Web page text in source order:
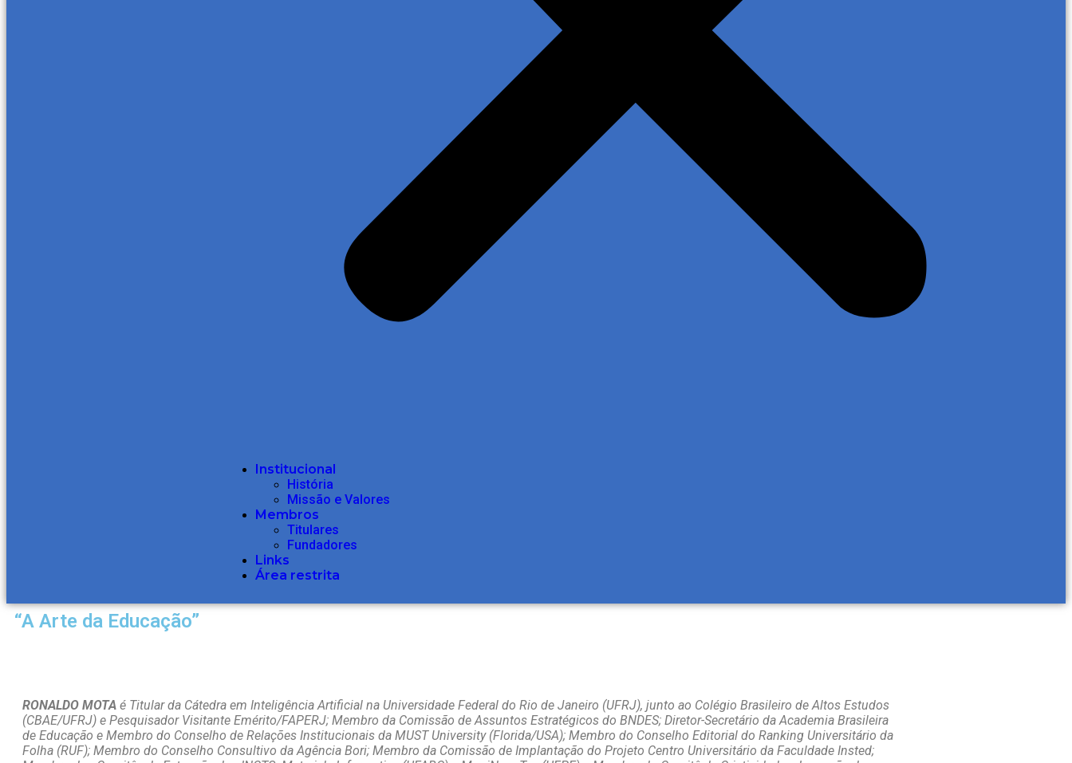
Institucional
História
Missão e Valores
Membros
Titulares
Fundadores
Links
Área restrita
“A Arte da Educação”
RONALDO MOTA é Titular da Cátedra em Inteligência Artificial na Universidade Federal do Rio de Janeiro (UFRJ), junto ao Colégio Brasileiro de Altos Estudos
(CBAE/UFRJ) e Pesquisador Visitante Emérito/FAPERJ; Membro da Comissão de Assuntos Estratégicos do BNDES; Diretor-Secretário da Academia Brasileira
de Educação e Membro do Conselho de Relações Institucionais da MUST University (Florida/USA); Membro do Conselho Editorial do Ranking Universitário da
Folha (RUF); Membro do Conselho Consultivo da Agência Bori; Membro da Comissão de Implantação do Projeto Centro Universitário da Faculdade Insted;